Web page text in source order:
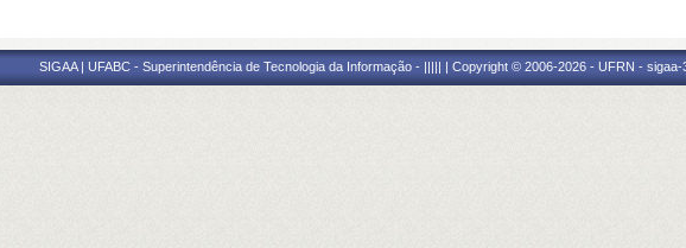
SIGAA | UFABC - Superintendência de Tecnologia da Informação - ||||| | Copyright © 2006-2026 - UFRN -